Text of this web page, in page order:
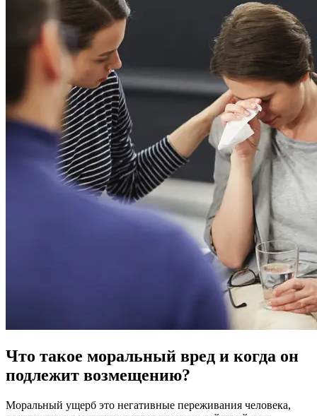
Что такое моральный вред и когда он
подлежит возмещению?
Моральный ущерб это негативные переживания человека,